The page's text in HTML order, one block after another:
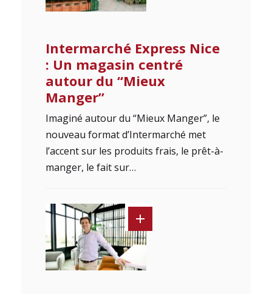
Intermarché Express Nice
: Un magasin centré
autour du “Mieux
Manger”
Imaginé autour du “Mieux Manger”, le
nouveau format d’Intermarché met
l’accent sur les produits frais, le prêt-à-
manger, le fait sur…